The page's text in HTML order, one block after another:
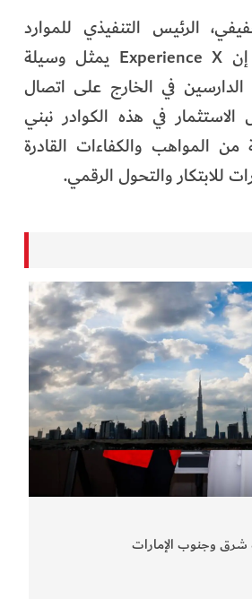
الرئيس التنفيذي للموارد
البشرية في «دو»، إن Experience X يمثل وسيلة
الدارسين في الخارج على اتصال
في هذه الكوادر نبني
من المواهب والكفاءات القادرة
للابتكار والتحول الرقمي.
وجنوب الإمارات